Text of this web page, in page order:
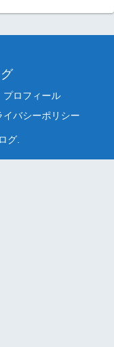
プロフィール
イバシーポリシー
グ.